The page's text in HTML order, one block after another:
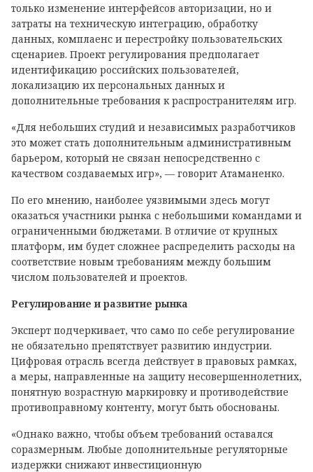
только изменение интерфейсов авторизации, но и
затраты на техническую интеграцию, обработку
данных, комплаенс и перестройку пользовательских
сценариев. Проект регулирования предполагает
идентификацию российских пользователей,
локализацию их персональных данных и
дополнительные требования к распространителям игр.
«Для небольших студий и независимых разработчиков
это может стать дополнительным административным
барьером, который не связан непосредственно с
качеством создаваемых игр», — говорит Атаманенко.
По его мнению, наиболее уязвимыми здесь могут
оказаться участники рынка с небольшими командами и
ограниченными бюджетами. В отличие от крупных
платформ, им будет сложнее распределить расходы на
соответствие новым требованиям между большим
числом пользователей и проектов.
Регулирование и развитие рынка
Эксперт подчеркивает, что само по себе регулирование
не обязательно препятствует развитию индустрии.
Цифровая отрасль всегда действует в правовых рамках,
а меры, направленные на защиту несовершеннолетних,
понятную возрастную маркировку и противодействие
противоправному контенту, могут быть обоснованы.
«Однако важно, чтобы объем требований оставался
соразмерным. Любые дополнительные регуляторные
издержки снижают инвестиционную